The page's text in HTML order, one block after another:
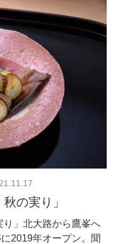
の実り」
」北大路から鷹峯へ
2019年オープン。聞